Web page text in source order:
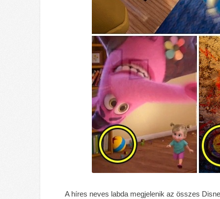
A híres neves labda megjelenik az összes